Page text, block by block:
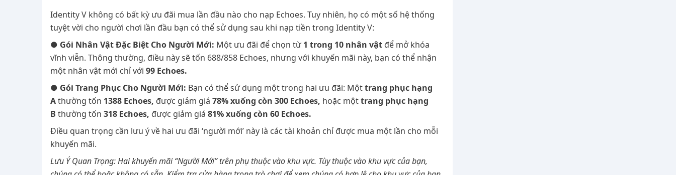
Identity V không có bất kỳ ưu đãi mua lần đầu nào cho nạp Echoes. Tuy nhiên, họ có một số hệ thống
tuyệt vời cho người chơi lần đầu bạn có thể sử dụng sau khi nạp tiền trong Identity V:
● Gói Nhân Vật Đặc Biệt Cho Người Mới: Một ưu đãi để chọn từ1 trong 10 nhân vật để mở khóa
vĩnh viễn. Thông thường, điều này sẽ tốn 688/858 Echoes, nhưng với khuyến mãi này, bạn có thể nhận
một nhân vật mới chỉ với 99 Echoes.
● Gói Trang Phục Cho Người Mới: Bạn có thể sử dụng một trong hai ưu đãi: Mộttrang phục hạng
Athường tốn 1388 Echoes, được giảm giá 78% xuống còn 300 Echoes, hoặc mộttrang phục hạng
B thường tốn 318 Echoes, được giảm giá 81% xuống còn 60 Echoes.
Điều quan trọng cần lưu ý về hai ưu đãi ‘người mới’ này là các tài khoản chỉ được mua một lần cho mỗi
khuyến mãi.
Lưu Ý Quan Trọng: Hai khuyến mãi “Người Mới” trên phụ thuộc vào khu vực. Tùy thuộc vào khu vực của bạn,